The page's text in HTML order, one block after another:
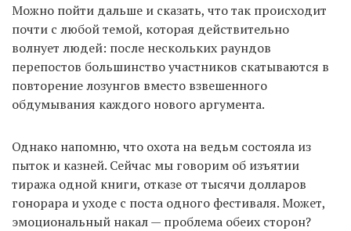
Можно пойти дальше и сказать, что так происходит
почти с любой темой, которая действительно
волнует людей: после нескольких раундов
перепостов большинство участников скатываются в
повторение лозунгов вместо взвешенного
обдумывания каждого нового аргумента.
Однако напомню, что охота на ведьм состояла из
пыток и казней. Сейчас мы говорим об изъятии
тиража одной книги, отказе от тысячи долларов
гонорара и уходе с поста одного фестиваля. Может,
эмоциональный накал — проблема обеих сторон?